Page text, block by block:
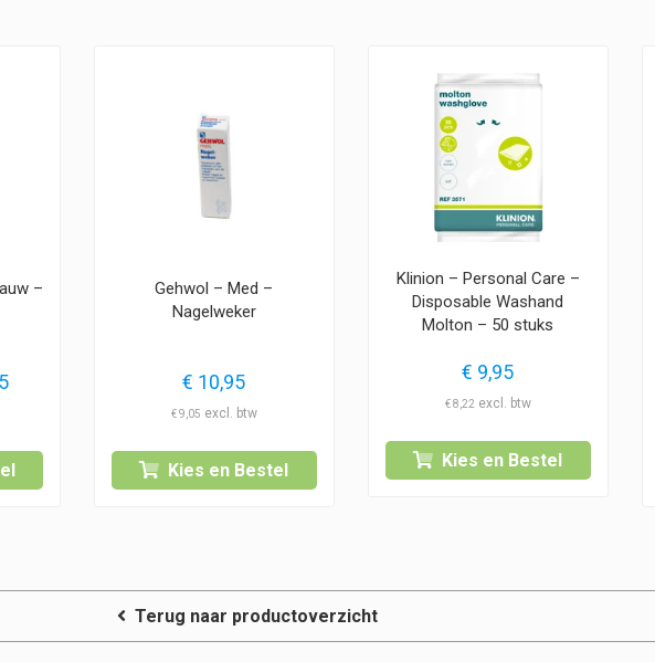
–
Prijsklasse:
€ 12,45
Gehwol – Med –
Nagelweker
€ 10,95
€9,05
Kies en Bestel
Klinion – Personal Care –
Disposable Washand
Molton – 50 stuks
€ 9,95
€8,22
Kies en Bestel
Terug naar productoverzicht